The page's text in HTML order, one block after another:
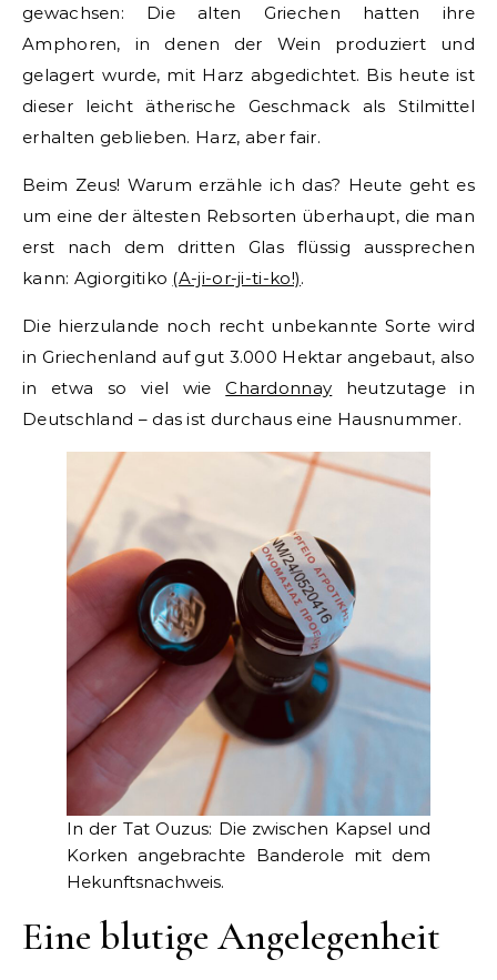
gewachsen: Die alten Griechen hatten ihre
Amphoren, in denen der Wein produziert und
gelagert wurde, mit Harz abgedichtet. Bis heute ist
dieser leicht ätherische Geschmack als Stilmittel
erhalten geblieben. Harz, aber fair.
Beim Zeus! Warum erzähle ich das? Heute geht es
um eine der ältesten Rebsorten überhaupt, die man
erst nach dem dritten Glas flüssig aussprechen
kann: Agiorgitiko (A-ji-or-ji-ti-ko!).
Die hierzulande noch recht unbekannte Sorte wird
in Griechenland auf gut 3.000 Hektar angebaut, also
in etwa so viel wieChardonnay heutzutage in
Deutschland – das ist durchaus eine Hausnummer.
In der Tat Ouzus: Die zwischen Kapsel und
Korken angebrachte Banderole mit dem
Hekunftsnachweis.
Eine blutige Angelegenheit